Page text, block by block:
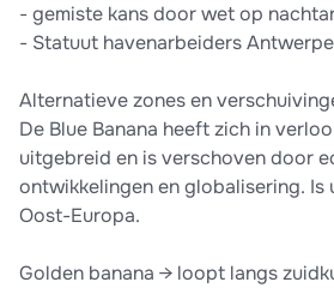
- gemiste kans door wet op
- Statuut havenarbeiders
Alternatieve zones en
De Blue Banana heeft zich in
uitgebreid en is verschoven door
ontwikkelingen en globalisering. Is
Oost-Europa.
Golden banana → loopt langs